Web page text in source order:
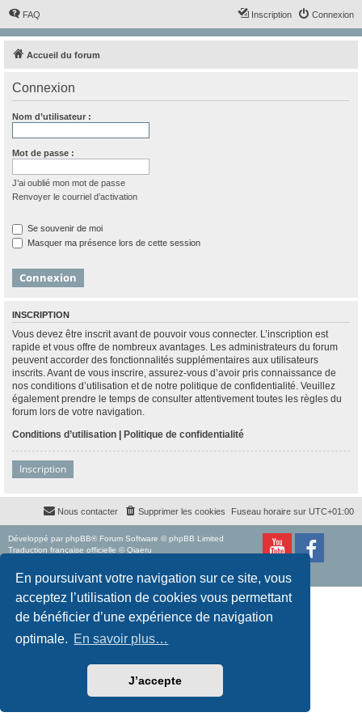
En poursuivant votre navigation sur ce site, vous
acceptez l’utilisation de cookies vous permettant
de bénéficier d’une expérience de navigation
optimale. En savoir plus…
J’accepte
FAQ Connexion
Inscription
Accueil du forum
Connexion
Nom d’utilisateur :
Mot de passe :
J’ai oublié mon mot de passe
Renvoyer le courriel d’activation
Se souvenir de moi
Masquer ma présence lors de cette session
INSCRIPTION
Vous devez être inscrit avant de pouvoir vous connecter. L’inscription est
rapide et vous offre de nombreux avantages. Les administrateurs du forum
peuvent accorder des fonctionnalités supplémentaires aux utilisateurs
inscrits. Avant de vous inscrire, assurez-vous d’avoir pris connaissance de
nos conditions d’utilisation et de notre politique de confidentialité. Veuillez
également prendre le temps de consulter attentivement toutes les règles du
forum lors de votre navigation.
Conditions d’utilisation | Politique de confidentialité
Inscription
Fuseau horaire sur UTC+01:00
Supprimer les cookies
Nous contacter
Développé par phpBB® Forum Software © phpBB Limited
Traduction française officielle © Qiaeru
Confidentialité
Conditions